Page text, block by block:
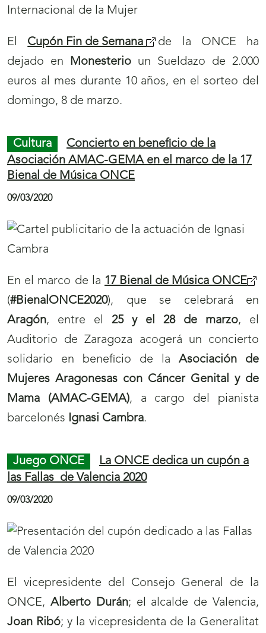
El Cupón Fin de Semana
de la ONCE ha
dejado en Monesterio un Sueldazo de 2.000
euros al mes durante 10 años, en el sorteo del
domingo, 8 de marzo.
Cultura
Concierto en beneficio de la
Asociación AMAC-GEMA en el marco de la 17
Bienal de Música ONCE
09/03/2020
En el marco de la 17 Bienal de Música ONCE
(#BienalONCE2020), que se celebrará en
Aragón, entre el 25 y el 28 de marzo, el
Auditorio de Zaragoza acogerá un concierto
solidario en beneficio de la Asociación de
Mujeres Aragonesas con Cáncer Genital y de
Mama (AMAC-GEMA), a cargo del pianista
barcelonés Ignasi Cambra.
Juego ONCE
La ONCE dedica un cupón a
las Fallas de Valencia 2020
09/03/2020
El vicepresidente del Consejo General de la
ONCE, Alberto Durán; el alcalde de Valencia,
Joan Ribó; y la vicepresidenta de la Generalitat